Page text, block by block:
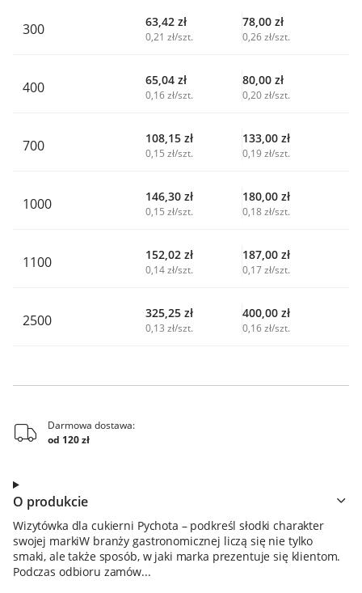
300 63,42 zł
0,21 zł/szt.
78,00 zł
0,26 zł/szt.
400 65,04 zł
0,16 zł/szt.
80,00 zł
0,20 zł/szt.
700 108,15 zł
0,15 zł/szt.
133,00 zł
0,19 zł/szt.
1000 146,30 zł
0,15 zł/szt.
180,00 zł
0,18 zł/szt.
1100 152,02 zł
0,14 zł/szt.
187,00 zł
0,17 zł/szt.
2500 325,25 zł
0,13 zł/szt.
400,00 zł
0,16 zł/szt.
Darmowa dostawa:
od 120 zł
O produkcie
Wizytówka dla cukierni Pychota – podkreśl słodki charakter
swojej markiW branży gastronomicznej liczą się nie tylko
smaki, ale także sposób, w jaki marka prezentuje się klientom.
Podczas odbioru zamów...